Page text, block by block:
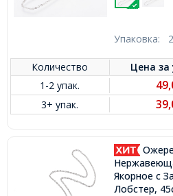
Упаковка:
Количество Цена за
1-2 упак.
3+ упак.
Ожерелье Цепочка
Якорное с
Лобстер,